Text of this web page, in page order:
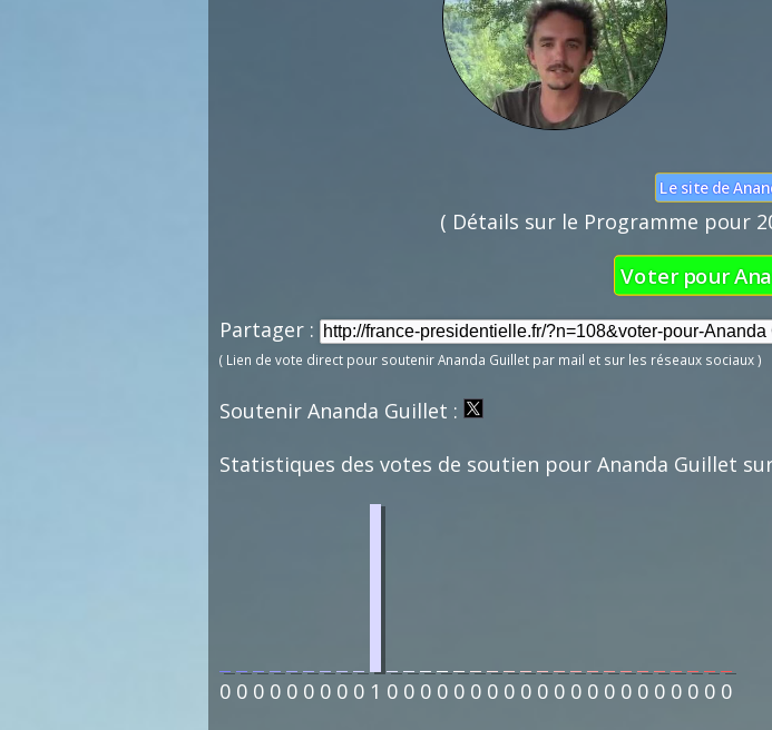
Le site de
( Détails sur le Programme pour
Voter pour
Partager :
( Lien de vote direct pour soutenir Ananda Guillet par mail et sur les réseaux sociaux )
Soutenir Ananda Guillet :
Statistiques des votes de soutien pour Ananda Guillet
0 0 0 0 0 0 0 0 0 1 0 0 0 0 0 0 0 0 0 0 0 0 0 0 0 0 0 0 0 0 0